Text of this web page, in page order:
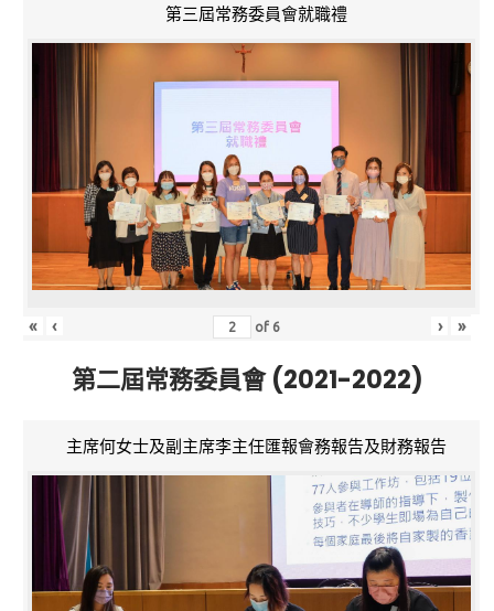
第三屆常務委員會就職禮
« ‹ of 6 › »
第二屆常務委員會 (2021-2022)
主席何女士及副主席李主任匯報會務報告及財務報告